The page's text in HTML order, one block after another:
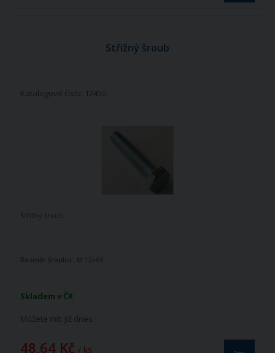
Střižný šroub
Katalogové číslo: 12450
Skladem v ČR
Můžete mít: již dnes
48,64 Kč / ks
Střižný šroub
Rozměr šroubu: M 12x65